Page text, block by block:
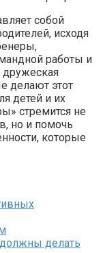
собой
исходя
работы и
дружеская
делают этот
детей и их
стремится не
но и помочь
которые
делать